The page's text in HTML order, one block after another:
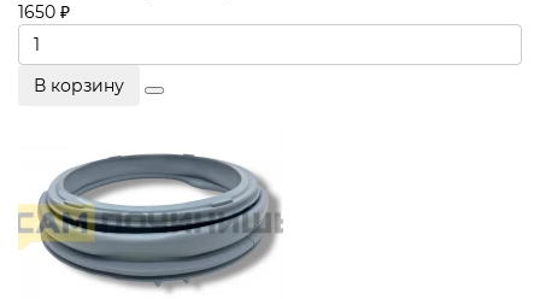
1650 ₽
В корзину